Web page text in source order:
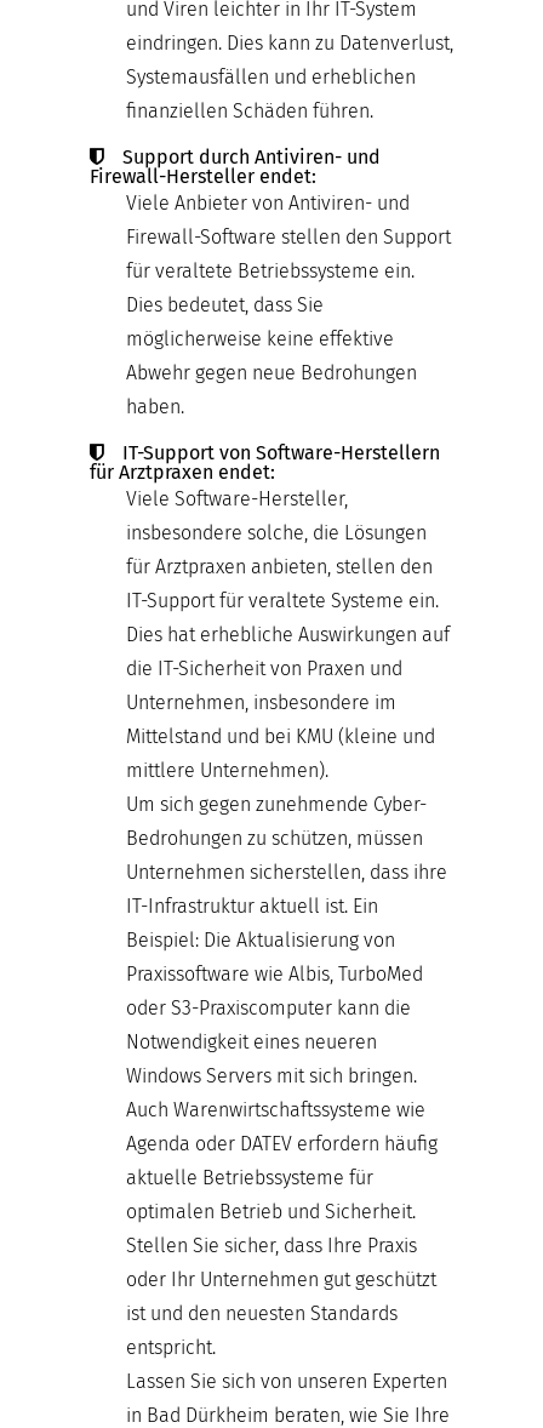
und Viren leichter in Ihr IT-System
eindringen. Dies kann zu Datenverlust,
Systemausfällen und erheblichen
finanziellen Schäden führen.
Support durch Antiviren- und
Firewall-Hersteller endet:
Viele Anbieter von Antiviren- und
Firewall-Software stellen den Support
für veraltete Betriebssysteme ein.
Dies bedeutet, dass Sie
möglicherweise keine effektive
Abwehr gegen neue Bedrohungen
haben.
IT-Support von Software-Herstellern
für Arztpraxen endet:
Viele Software-Hersteller,
insbesondere solche, die Lösungen
für Arztpraxen anbieten, stellen den
IT-Support für veraltete Systeme ein.
Dies hat erhebliche Auswirkungen auf
die IT-Sicherheit von Praxen und
Unternehmen, insbesondere im
Mittelstand und bei KMU (kleine und
mittlere Unternehmen).
Um sich gegen zunehmende Cyber-
Bedrohungen zu schützen, müssen
Unternehmen sicherstellen, dass ihre
IT-Infrastruktur aktuell ist. Ein
Beispiel: Die Aktualisierung von
Praxissoftware wie Albis, TurboMed
oder S3-Praxiscomputer kann die
Notwendigkeit eines neueren
Windows Servers mit sich bringen.
Auch Warenwirtschaftssysteme wie
Agenda oder DATEV erfordern häufig
aktuelle Betriebssysteme für
optimalen Betrieb und Sicherheit.
Stellen Sie sicher, dass Ihre Praxis
oder Ihr Unternehmen gut geschützt
ist und den neuesten Standards
entspricht.
Lassen Sie sich von unseren Experten
in Bad Dürkheim beraten, wie Sie Ihre